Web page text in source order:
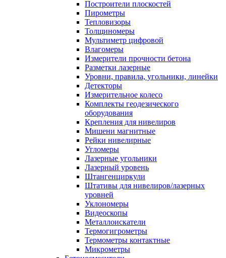
Построители плоскостей
Пирометры
Тепловизоры
Толщиномеры
Мультиметр цифровой
Влагомеры
Измерители прочности бетона
Разметки лазерные
Уровни, правила, угольники, линейки
Детекторы
Измерительное колесо
Комплекты геодезического
оборудования
Крепления для нивелиров
Мишени магнитные
Рейки нивелирные
Угломеры
Лазерные угольники
Лазерный уровень
Штангенциркули
Штативы для нивелиров/лазерных
уровней
Уклономеры
Видеоскопы
Металлоискатели
Термогигрометры
Термометры контактные
Микрометры